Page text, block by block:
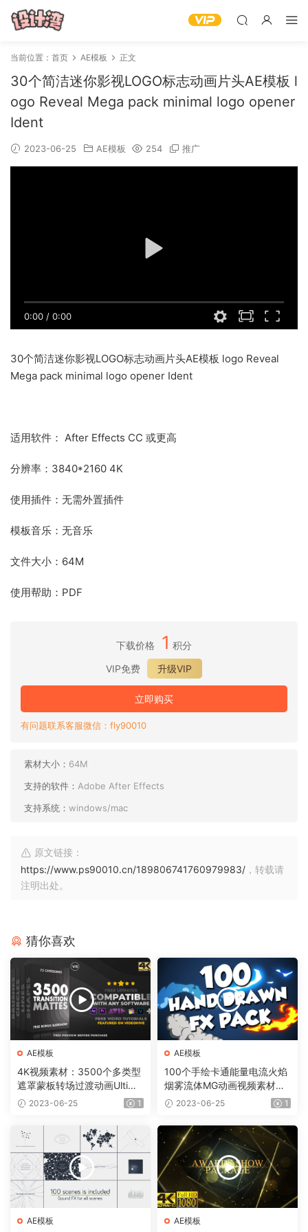
当前位置： 首页 AE模板 正文
30个简洁迷你影视LOGO标志动画片头AE模板 l
ogo Reveal Mega pack minimal logo opener
Ident
2023-06-25 AE模板 254 推广
0:00 / 0:00
30个简洁迷你影视LOGO标志动画片头AE模板 logo Reveal
Mega pack minimal logo opener Ident
适用软件： After Effects CC 或更高
分辨率：3840*2160 4K
使用插件：无需外置插件
模板音乐：无音乐
文件大小：64M
使用帮助：PDF
下载价格 1 积分
VIP免费
升级VIP
立即购买
有问题联系客服微信：fly90010
素材大小： 64M
支持的软件： Adobe After Effects
支持系统： windows/mac
原文链接：
https://www.ps90010.cn/189806741760979983/ ，转载请
注明出处。
猜你喜欢
AE模板
4K视频素材：3500个多类型
遮罩蒙板转场过渡动画Ultima
te Transition Mattes Pack v
2023-06-25 1
AE模板
100个手绘卡通能量电流火焰
烟雾流体MG动画视频素材
（含AE模板工程）有透明通
2023-06-25 1
AE模板 AE模板